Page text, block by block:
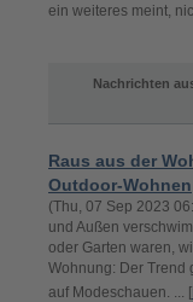
ein weiteres meint,
Nachrichten
Raus aus der
Outdoor-Wohnen
(Thu, 07 Sep 2023
und Außen
oder Garten waren,
Wohnung: Der Trend
auf Modeschauen. ... [